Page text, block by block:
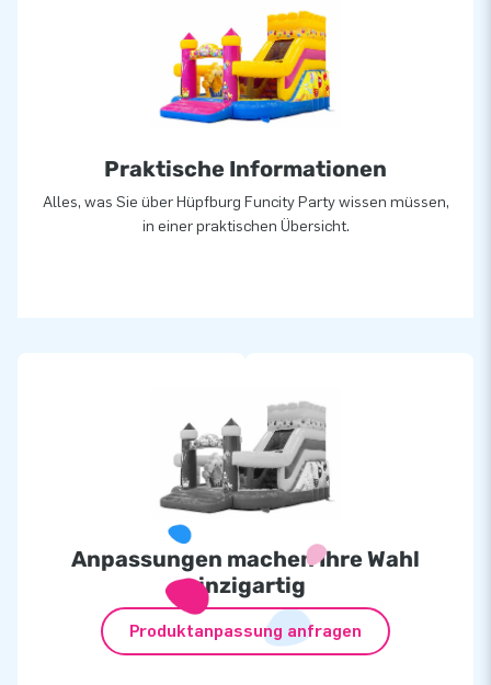
wortwörtlich ein Loch in die Luft springen. Unser Team aus
Designern, Entwicklern und Logistikern bieten einzigartige
aufblasbare Attraktionen auf großartige Weise! Kunden
können sich auf unseren professionellen Service und die
Lieferung verlassen. Sie nennen uns auch "creators of
Praktische Informationen
Alles, was Sie über Hüpfburg Funcity Party wissen müssen,
in einer praktischen Übersicht.
Anpassungen machen Ihre Wahl
einzigartig
Produktanpassung anfragen